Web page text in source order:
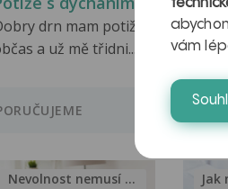
drn mam potiže s dychanim
a už mě třidni...
Nevolnost nemusí být nutnou... Jak
vám